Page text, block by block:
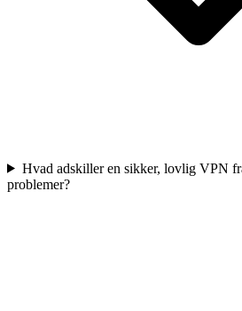
Hvad adskiller en sikker, lovlig VPN
problemer?